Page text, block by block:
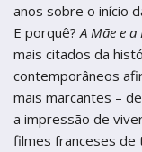
anos sobre o início
E porquê?A Mãe e a
mais citados da
contemporâneos
mais marcantes –
a impressão de
filmes franceses